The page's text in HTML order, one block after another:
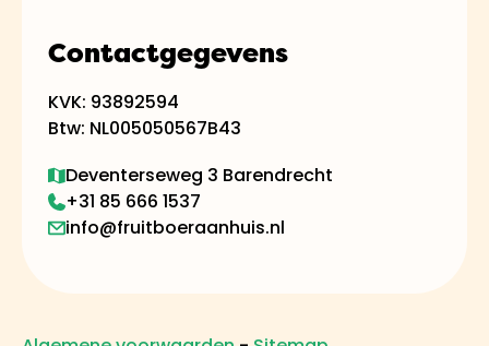
Contactgegevens
KVK: 93892594
Btw: NL005050567B43
Deventerseweg 3 Barendrecht
+31 85 666 1537
info@fruitboeraanhuis.nl